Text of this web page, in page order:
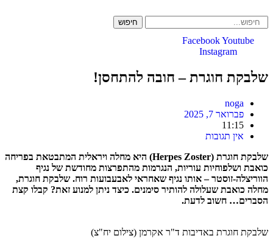
content
חיפוש
FacebookYoutube
Instagram
שלבקת חוגרת – חובה להתחסן!
noga
פברואר 7, 2025
11:15
אין תגובות
שלבקת חוגרת (Herpes Zoster) היא מחלה ויראלית המתבטאת בפריחה
כואבת ושלפוחיות עוריות, הנגרמות מהתפרצות מחודשת של נגיף
הווריצלה-זוסטר – אותו נגיף שאחראי לאבעבועות רוח. שלבקת חוגרת,
מחלה כואבת שעלולה להותיר סימנים. כיצד ניתן למנוע זאת? קבלו קצת
הסברים… חשוב לדעת.
שלבקת חוגרת באדיבות ד"ר אקרמן (צילום יח"צ)